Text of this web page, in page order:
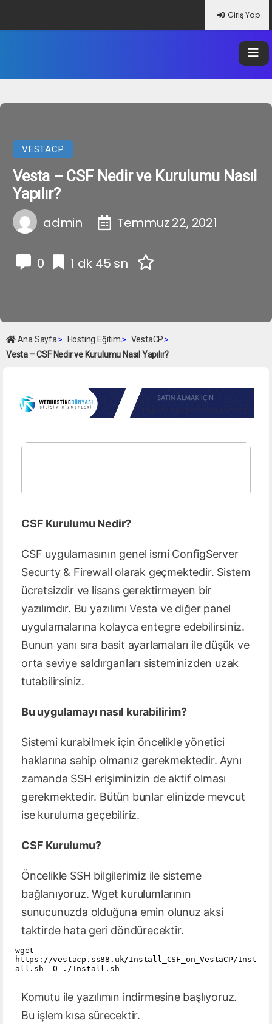
Giriş Yap
VESTACP
Vesta – CSF Nedir ve Kurulumu Nasıl
Yapılır?
admin Temmuz 22, 2021
0 1 dk 45 sn
Ana Sayfa> Hosting Eğitim> VestaCP>
Vesta – CSF Nedir ve Kurulumu Nasıl Yapılır?
CSF Kurulumu Nedir?
CSF uygulamasının genel ismi ConfigServer
Securty & Firewall olarak geçmektedir. Sistem
ücretsizdir ve lisans gerektirmeyen bir
yazılımdır. Bu yazılımı Vesta ve diğer panel
uygulamalarına kolayca entegre edebilirsiniz.
Bunun yanı sıra basit ayarlamaları ile düşük ve
orta seviye saldırganları sisteminizden uzak
tutabilirsiniz.
Bu uygulamayı nasıl kurabilirim?
Sistemi kurabilmek için öncelikle yönetici
haklarına sahip olmanız gerekmektedir. Aynı
zamanda SSH erişiminizin de aktif olması
gerekmektedir. Bütün bunlar elinizde mevcut
ise kuruluma geçebiliriz.
CSF Kurulumu?
Öncelikle SSH bilgilerimiz ile sisteme
bağlanıyoruz. Wget kurulumlarının
sunucunuzda olduğuna emin olunuz aksi
taktirde hata geri döndürecektir.
wget
https://vestacp.ss88.uk/Install_CSF_on_VestaCP/Inst
all.sh -O ./Install.sh
Komutu ile yazılımın indirmesine başlıyoruz.
Bu işlem kısa sürecektir.